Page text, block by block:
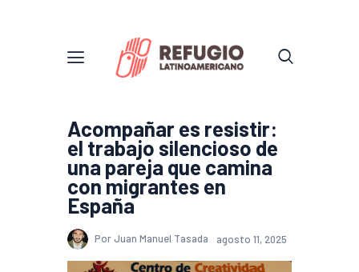
Acompañar es resistir:
el trabajo silencioso de
una pareja que camina
con migrantes en
España
Por Juan Manuel Tasada agosto 11, 2025